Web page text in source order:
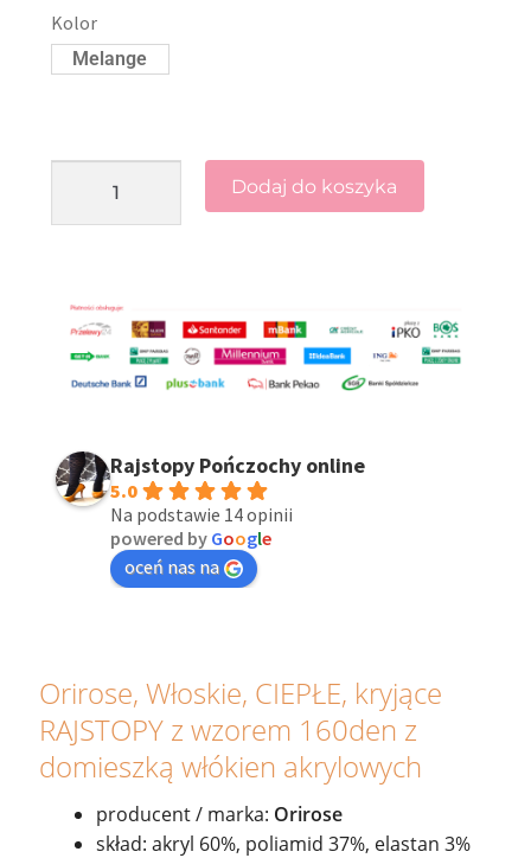
Kolor
Melange
Dodaj do koszyka
Rajstopy Pończochy online
5.0
Na podstawie 14 opinii
powered by Google
oceń nas na
Orirose, Włoskie, CIEPŁE, kryjące
RAJSTOPY z wzorem 160den z
domieszką włókien akrylowych
producent / marka: Orirose
skład: akryl 60%, poliamid 37%, elastan 3%